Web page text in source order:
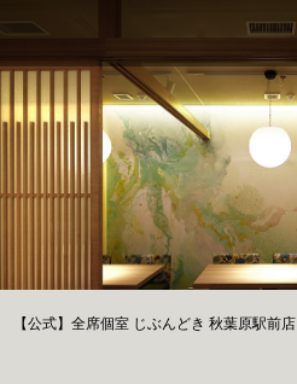
【公式】全席個室 じぶんどき 秋葉原駅前店